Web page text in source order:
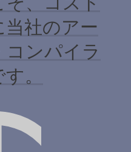
社のアー
ンパイラ
。